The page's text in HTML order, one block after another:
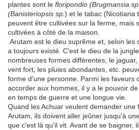
plantes sont le floripondio (Brugmansia sp.
(Banisteriopsis sp. ) et le tabac (Nicotiana
peuvent être cultivées sur la ferme, mais
cultivées à côté de la maison.
Arutam est le dieu suprême et, selon les
a toujours existé. C'est le dieu de la
nombreuses formes différentes, le
vent fort, les pluies abondantes, etc.
forme d'une personne. Parmi les faveurs
accorder aux hommes, il y a le pouvoir
en temps de guerre et une longue vie.
Quand les Achuar veulent demander une
Arutam, ils doivent aller jeûner jusqu'à
que c'est là qu'il vit. Avant de se baigner,